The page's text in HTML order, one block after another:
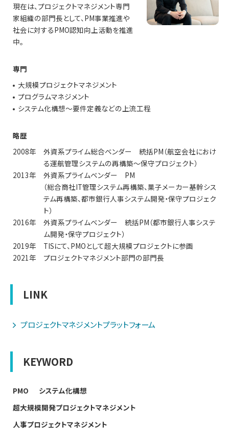
現在は、プロジェクトマネジメント専門
家組織の部門長として、PM事業推進や
社会に対するPMO認知向上活動を推進
中。
専門
大規模プロジェクトマネジメント
プログラムマネジメント
システム化構想～要件定義などの上流工程
略歴
2008年
外資系プライム総合ベンダー 統括PM（航空会社におけ
る運航管理システムの再構築～保守プロジェクト）
2013年
外資系プライムベンダー PM
（総合商社IT管理システム再構築、菓子メーカー基幹シス
テム再構築、都市銀行人事システム開発・保守プロジェク
ト）
2016年
外資系プライムベンダー 統括PM（都市銀行人事システ
ム開発・保守プロジェクト）
2019年
TISにて、PMOとして超大規模プロジェクトに参画
2021年
プロジェクトマネジメント部門の部門長
LINK
プロジェクトマネジメントプラットフォーム
KEYWORD
PMO
システム化構想
超大規模開発プロジェクトマネジメント
人事プロジェクトマネジメント